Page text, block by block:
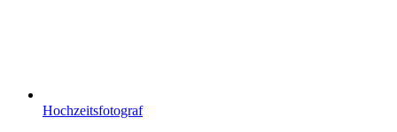
Hochzeitsfotograf